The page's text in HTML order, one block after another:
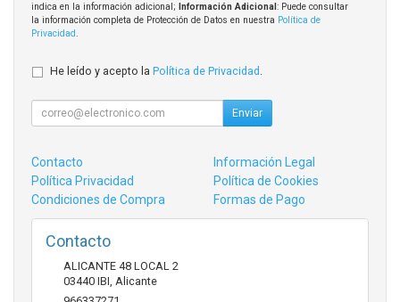
indica en la información adicional;
Información Adicional : Puede consultar
la información completa de Protección de Datos en nuestra Política de
Privacidad.
He leído y acepto la Política de Privacidad .
Enviar
Contacto
Información Legal
Política Privacidad
Política de Cookies
Condiciones de Compra
Formas de Pago
Contacto
ALICANTE 48 LOCAL 2
03440 IBI, Alicante